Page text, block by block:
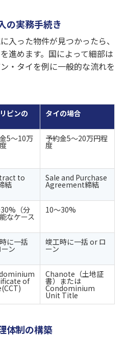
の実務手続き
入った物件が見つかったら、
進めます。国によって細部は
・タイを例に一般的な流れを
ピンの タイの場合
5〜10万 予約金5〜20万円程
度
to
結
Sale and Purchase
Agreement締結
（分
なケース
10〜30%
に一括
ン
竣工時に一括 or ロ
ーン
of
Chanote（土地証
書）または
Condominium
Unit Title
体制の構築